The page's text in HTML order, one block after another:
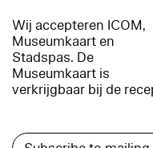
Wij accepteren ICOM,
Museumkaart en
Stadspas. De
Museumkaart is
verkrijgbaar bij de